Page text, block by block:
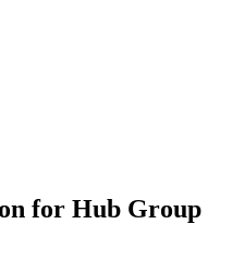
for Hub Group